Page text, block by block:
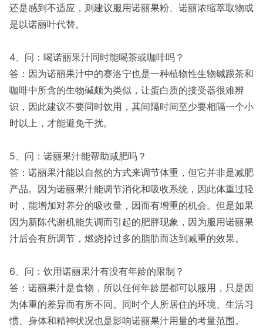
还是感到不适应，则建议服用诺丽果粉、诺丽浓缩萃取物或
是以诺丽叶代替。
4、问：喝诺丽果汁同时能喝茶或咖啡吗？
答：因为诺丽果汁中的赛洛宁也是一种植物性生物碱跟茶和
咖啡中所含的生物碱颇为类似，让蛋白质的接受器很难辨
识，因此建议不要同时饮用，其间隔时间至少要相隔一个小
时以上，才能避免干扰。
5、问：诺丽果汁能帮助减肥吗？
答：诺丽果汁能以自然的方式来调节体重，但它并非是减肥
产品。因为诺丽果汁能调节消化和吸收系统，因此体重过轻
时，能增加对养分的吸收量，因而有增重的机会。但是如果
因为新陈代谢机能失调而引起的肥胖现象，因为服用诺丽果
汁后会有所调节，燃烧掉过多的脂肪而达到减重的效果。
6、问：饮用诺丽果汁有没有年龄的限制？
答：诺丽果汁是食物，所以任何年龄层都可以服用，只是因
为体重的差异而有所不同。同时个人所居住的环境、生活习
惯、身体和精神状况也是影响诺丽果汁用量的考量范围。